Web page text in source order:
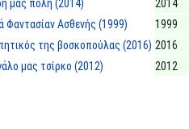
μας πόλη (2014)
2014
Φαντασίαν Ασθενής (1999)
1999
της βοσκοπούλας (2016) 2016
μας τσίρκο (2012)
2012